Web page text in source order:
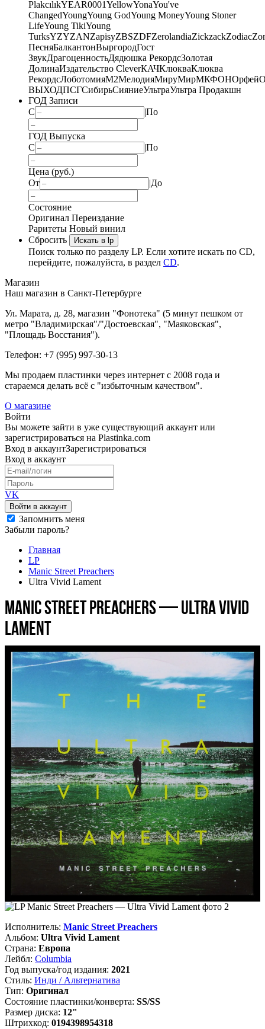
PlakcılıkYEAR0001YellowYonaYou've
ChangedYoungYoung GodYoung MoneyYoung Stoner
LifeYoung TikiYoung
TurksYZYZANZapisyZBSZDFZerolandiaZickzackZodiac
ПесняБалкантонВыргородГост
ЗвукДрагоценностьДядюшка РекордсЗолотая
ДолинаИздательство CleverКАЧКлюкваКлюква
РекордсЛоботомияМ2МелодияМируМирМКФОНОрфей
ВЫХОДПСГСибирьСияниеУльтраУльтра Продакшн
ГОД Записи
С
|По
ГОД Выпуска
С
|По
Цена (руб.)
От
|До
Состояние
Оригинал Переиздание
Раритеты Новый винил
Сбросить
Искать в lp
Поиск только по разделу LP. Если хотите искать по CD,
перейдите, пожалуйста, в раздел CD.
Магазин
Наш магазин в Санкт-Петербурге
Ул. Марата, д. 28, магазин "Фонотека" (5 минут пешком от
метро "Владимирская"/"Достоевская", "Маяковская",
"Площадь Восстания").
Телефон: +7 (995) 997-30-13
Мы продаем пластинки через интернет c 2008 года и
стараемся делать всё с "избыточным качеством".
О магазине
Войти
Вы можете зайти в уже существующий аккаунт или
зарегистрироваться на Plastinka.com
Вход в аккаунтЗарегистрироваться
Вход в аккаунт
VK
Войти в аккаунт
Запомнить меня
Забыли пароль?
Главная
LP
Manic Street Preachers
Ultra Vivid Lament
Manic Street Preachers — Ultra Vivid
Lament
Исполнитель: Manic Street Preachers
Альбом: Ultra Vivid Lament
Страна: Европа
Лейбл: Columbia
Год выпуска/год издания: 2021
Стиль: Инди / Альтернатива
Тип: Оригинал
Состояние пластинки/конверта: SS/SS
Размер диска: 12"
Штрихкод: 0194398954318